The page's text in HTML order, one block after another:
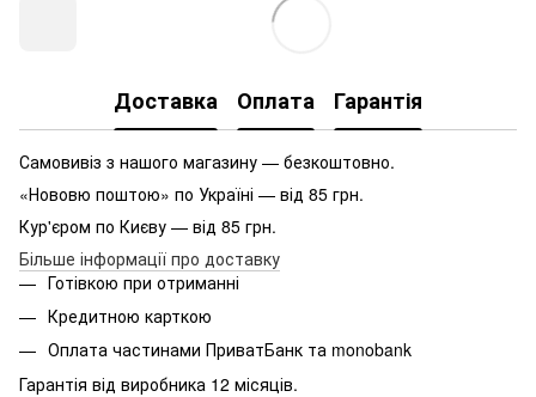
Доставка Оплата Гарантія
Самовивіз з нашого магазину — безкоштовно.
«Нововю поштою» по Україні — від 85 грн.
Кур'єром по Києву — від 85 грн.
Більше інформації про доставку
Готівкою при отриманні
Кредитною карткою
Оплата частинами ПриватБанк та monobank
Гарантія від виробника 12 місяців.